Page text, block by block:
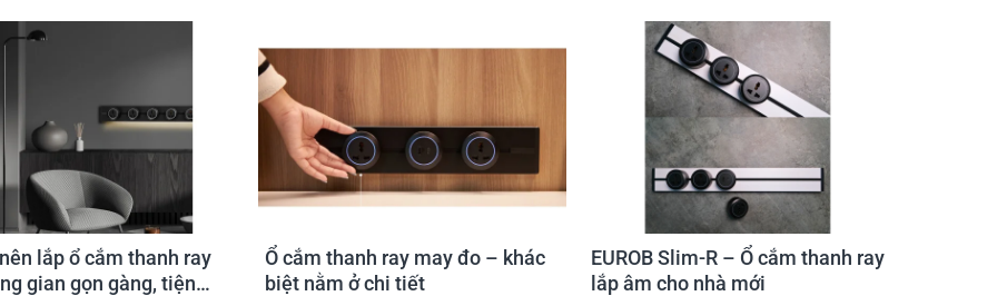
Bàn làm việc Bàn họp Quầy bar
lắp ổ cắm thanh ray
gian gọn gàng, tiện
Ổ cắm thanh ray may đo – khác
biệt nằm ở chi tiết
EUROB Slim-R – Ổ cắm thanh ray
lắp âm cho nhà mới